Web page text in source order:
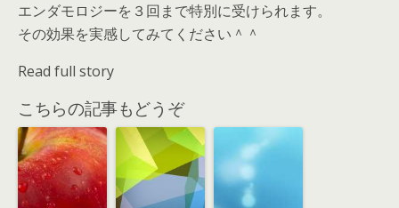
エンダモロジーを３回まで特別に受けられます。
その効果を実感してみてください＾＾
Read full story
こちらの記事もどうぞ